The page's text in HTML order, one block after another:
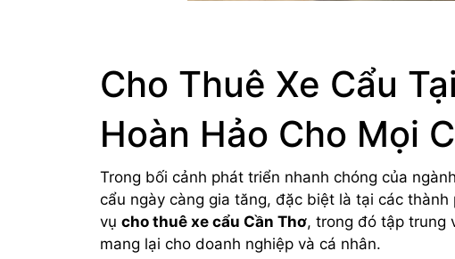
Cho Thuê Xe Cẩu
Hoàn Hảo Cho Mọi
Trong bối cảnh phát triển nhanh chóng của
cẩu ngày càng gia tăng, đặc biệt là tại các
vụ cho thuê xe cẩu Cần Thơ, trong đó tập trung
mang lại cho doanh nghiệp và cá nhân.